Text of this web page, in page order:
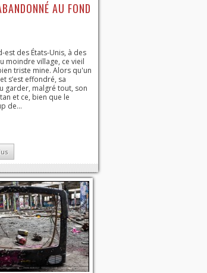
AU FOND
est des États-Unis, à des
moindre village, ce vieil
triste mine. Alors qu'un
s’est effondré, sa
garder, malgré tout, son
et ce, bien que le
de...